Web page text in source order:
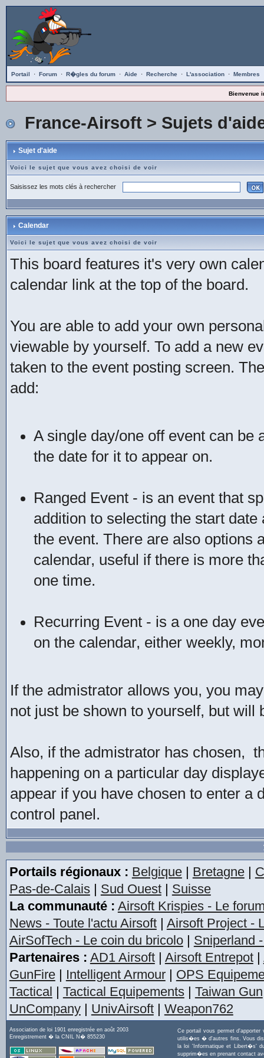
Portail · Forum · R�gles du forum · Aide · Recherche · L'association · Membres
Bienvenue
France-Airsoft> Sujets
Sujet d'aide
Voici le sujet que vous avez choisi de voir
Saisissez les mots clés à rechercher
Calendar
Voici le sujet que vous avez choisi de voir
This board features it's very own
calendar link at the top of the board.
You are able to add your own
viewable by yourself. To add a new
taken to the event posting screen.
add:
A single day/one off event can be
the date for it to appear on.
Ranged Event - is an event that
addition to selecting the start
the event. There are also options
calendar, useful if there is more
one time.
Recurring Event - is a one day
on the calendar, either weekly,
If the admistrator allows you, you
not just be shown to yourself, but will
Also, if the admistrator has chosen,
happening on a particular day
appear if you have chosen to enter a
control panel.
Portails régionaux : Belgique| Bretagne|
Pas-de-Calais| Sud Ouest| Suisse
La communauté : Airsoft Krispies - Le
News - Toute l'actu Airsoft| Airsoft Project -
AirSofTech - Le coin du bricolo| Sniperland
Partenaires : AD1 Airsoft| Airsoft Entrepot|
GunFire| Intelligent Armour| OPS
Tactical | Tactical Equipements| Taiwan Gun
UnCompany| UnivAirsoft| Weapon762
Association de loi 1901 enregistrée en août 2003
Enregistrement � la CNIL N� 855230
Ce portail vous permet
utilis�es � d'autres fins. Vous
la loi 'Informatique et Libert�s'
supprim�es en prenant contact